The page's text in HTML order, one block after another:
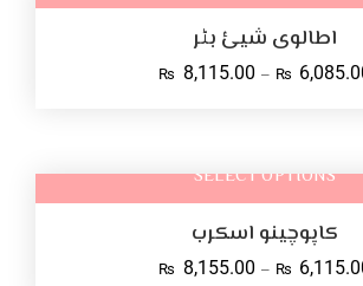
اطالوی شیئ بٹر
₨
–
₨ 8,115.00
SELECT OPTIONS
کاپوچینو اسکرب
₨
–
₨ 8,155.00